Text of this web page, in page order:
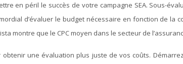
en péril le succès de votre campagne SEA. Sous-
d’évaluer le budget nécessaire en fonction de la
montre que le CPC moyen dans le secteur de
une évaluation plus juste de vos coûts.